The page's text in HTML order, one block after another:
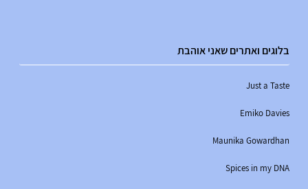
בלוגים ואתרים שאני אוהבת
Just a Taste
Emiko Davies
Maunika Gowardhan
Spices in my DNA